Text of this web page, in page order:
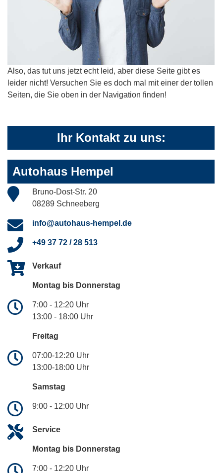
Also, das tut uns jetzt echt leid, aber diese Seite gibt es
leider nicht! Versuchen Sie es doch mal mit einer der tollen
Seiten, die Sie oben in der Navigation finden!
Ihr Kontakt zu uns:
Autohaus Hempel
Bruno-Dost-Str. 20
08289 Schneeberg
info@autohaus-hempel.de
+49 37 72 / 28 513
Verkauf
Montag bis Donnerstag
7:00 - 12:20 Uhr
13:00 - 18:00 Uhr
Freitag
07:00-12:20 Uhr
13:00-18:00 Uhr
Samstag
9:00 - 12:00 Uhr
Service
Montag bis Donnerstag
7:00 - 12:20 Uhr